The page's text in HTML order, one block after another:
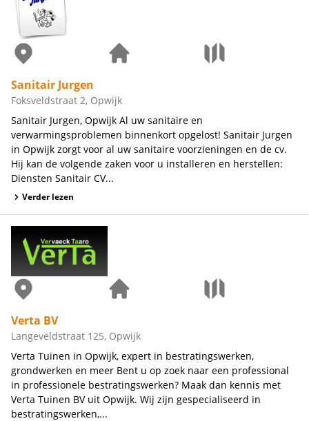
Sanitair Jurgen
Foksveldstraat 2, Opwijk
Sanitair Jurgen, Opwijk Al uw sanitaire en
verwarmingsproblemen binnenkort opgelost! Sanitair Jurgen
in Opwijk zorgt voor al uw sanitaire voorzieningen en de cv.
Hij kan de volgende zaken voor u installeren en herstellen:
Diensten Sanitair CV...
Verder lezen
Verta BV
Langeveldstraat 125, Opwijk
Verta Tuinen in Opwijk, expert in bestratingswerken,
grondwerken en meer Bent u op zoek naar een professional
in professionele bestratingswerken? Maak dan kennis met
Verta Tuinen BV uit Opwijk. Wij zijn gespecialiseerd in
bestratingswerken,...